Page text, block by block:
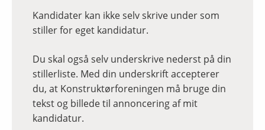
Kandidater kan ikke selv skrive under som
stiller for eget kandidatur.
Du skal også selv underskrive nederst på din
stillerliste. Med din underskrift accepterer
du, at Konstruktørforeningen må bruge din
tekst og billede til annoncering af mit
kandidatur.